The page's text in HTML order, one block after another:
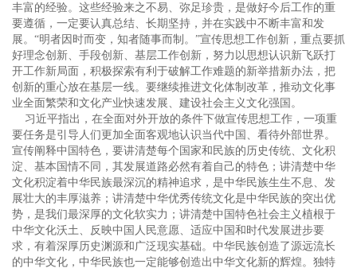
丰富的经验。这些经验来之不易、弥足珍贵，是做好今后工作的重
要遵循，一定要认真总结、长期坚持，并在实践中不断丰富和发
展。“明者因时而变，知者随事而制。”宣传思想工作创新，重点要抓
好理念创新、手段创新、基层工作创新，努力以思想认识新飞跃打
开工作新局面，积极探索有利于破解工作难题的新举措新办法，把
创新的重心放在基层一线。要继续推进文化体制改革，推动文化事
业全面繁荣和文化产业快速发展、建设社会主义文化强国。
习近平指出，在全面对外开放的条件下做宣传思想工作，一项重
要任务是引导人们更加全面客观地认识当代中国、看待外部世界。
宣传阐释中国特色，要讲清楚每个国家和民族的历史传统、文化积
淀、基本国情不同，其发展道路必然有着自己的特色；讲清楚中华
文化积淀着中华民族最深沉的精神追求，是中华民族生生不息、发
展壮大的丰厚滋养；讲清楚中华优秀传统文化是中华民族的突出优
势，是我们最深厚的文化软实力；讲清楚中国特色社会主义植根于
中华文化沃土、反映中国人民意愿、适应中国和时代发展进步要
求，有着深厚历史渊源和广泛现实基础。中华民族创造了源远流长
的中华文化，中华民族也一定能够创造出中华文化新的辉煌。独特